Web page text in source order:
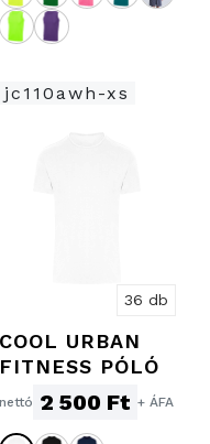
jc110awh-xs
36 db
COOL URBAN
FITNESS PÓLÓ
nettó 2 500 Ft + ÁFA